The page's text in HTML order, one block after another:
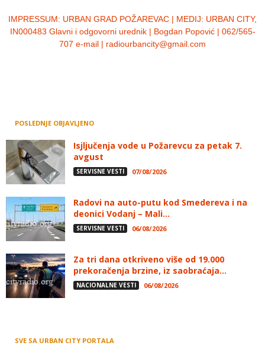
IMPRESSUM: URBAN GRAD POŽAREVAC | MEDIJ: URBAN CITY,
IN000483 Glavni i odgovorni urednik | Bogdan Popović | 062/565-
707 e-mail | radiourbancity@gmail.com
POSLEDNJE OBJAVLJENO
Isjljučenja vode u Požarevcu za petak 7.
avgust
SERVISNE VESTI 07/08/2026
Radovi na auto-putu kod Smedereva i na
deonici Vodanj – Mali...
SERVISNE VESTI 06/08/2026
Za tri dana otkriveno više od 19.000
prekoračenja brzine, iz saobraćaja...
NACIONALNE VESTI 06/08/2026
SVE SA URBAN CITY PORTALA